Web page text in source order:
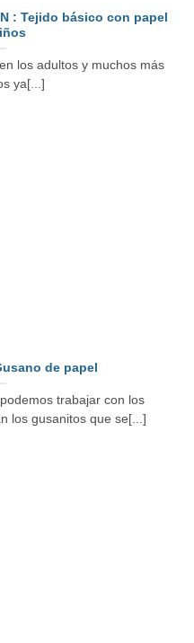
: Tejido básico con papel
los adultos y muchos más
ya[...]
de papel
trabajar con los
los gusanitos que se[...]